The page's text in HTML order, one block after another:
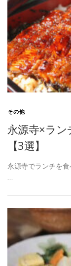
その他
永源寺×ラ
【3選】
永源寺でランチを
…